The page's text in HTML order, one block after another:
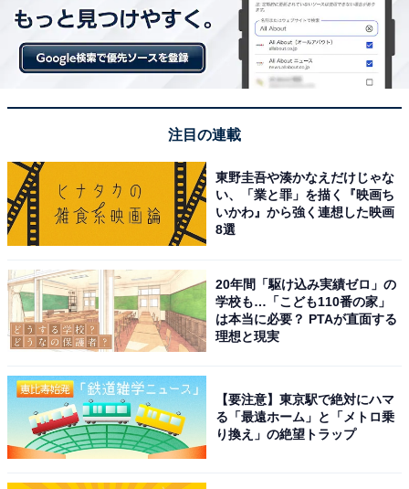
店名がびっしり並ぶ団地内の看板
低層棟には東急ストア（旧・東光ストア）
サンドラッグ
、カルディなど、多くの量販店や飲食店が
入居し、今なお大きなにぎわいを見せています。
注目の連載
東野圭吾や湊かなえだけじゃな
い、「業と罪」を描く『映画ち
いかわ』から強く連想した映画
8選
20年間「駆け込み実績ゼロ」の
学校も…「こども110番の家」
は本当に必要？ PTAが直面する
理想と現実
【要注意】東京駅で絶対にハマ
る「最遠ホーム」と「メトロ乗
り換え」の絶望トラップ